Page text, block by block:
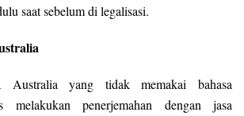
saat sebelum di legalisasi.
Australia yang tidak memakai bahasa
melakukan penerjemahan dengan jasa